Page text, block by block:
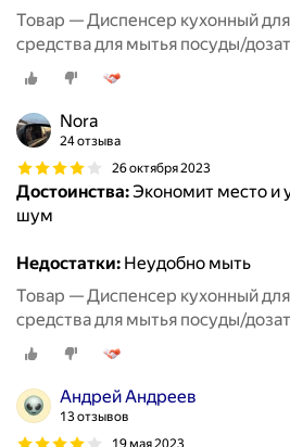
Товар — Диспенсер кухонный
средства для мытья посуды/
Nora
24 отзыва
26 октября 2023
Достоинства:Экономит место и
шум
Недостатки: Неудобно мыть
Товар — Диспенсер кухонный
средства для мытья посуды/
Андрей Андреев
13 отзывов
19 мая 2023